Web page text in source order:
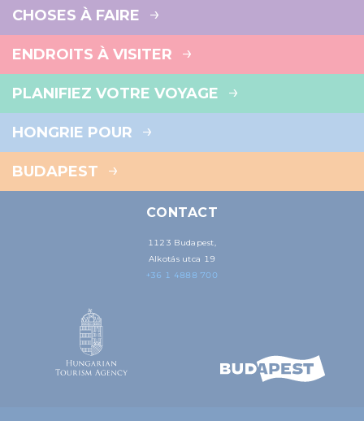
CHOSES À FAIRE
ENDROITS À VISITER
PLANIFIEZ VOTRE VOYAGE
HONGRIE POUR
BUDAPEST
CONTACT
1123 Budapest,
Alkotás utca 19
+36 1 4888 700